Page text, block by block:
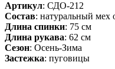
Артикул: СДО-212
Состав: натуральный мех
Длина спинки: 75 см
Длина рукава: 62 см
Сезон: Осень-Зима
Застежка: пуговицы